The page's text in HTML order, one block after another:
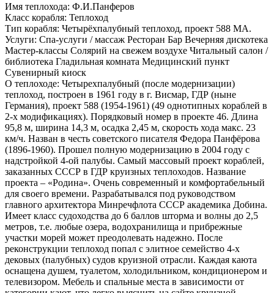
Имя теплохода: Ф.И.Панферов
Класс корабля: Теплоход
Тип корабля: Четырёхпалубный теплоход, проект 588 МА.
Услуги: Спа-услуги / массаж Ресторан Бар Вечерняя дискотека
Мастер-классы Солярий на свежем воздухе Читальный салон /
библиотека Гладильная комната Медицинский пункт
Сувенирный киоск
О теплоходе: Четырехпалубный (после модернизации)
теплоход, построен в 1961 году в г. Висмар, ГДР (ныне
Германия), проект 588 (1954-1961) (49 однотипных кораблей в
2-х модификациях). Порядковый номер в проекте 46. Длина
95,8 м, ширина 14,3 м, осадка 2,45 м, скорость хода макс. 23
км/ч. Назван в честь советского писателя Федора Панфёрова
(1896-1960). Прошел полную модернизацию в 2004 году с
надстройкой 4-ой палубы. Самый массовый проект кораблей,
заказанных СССР в ГДР круизных теплоходов. Название
проекта – «Родина». Очень современный и комфортабельный
для своего времени. Разрабатывался под руководством
главного архитектора Минречфлота СССР академика Добина.
Имеет класс судоходства до 6 баллов шторма и волны до 2,5
метров, т.е. любые озера, водохранилища и прибрежные
участки морей может преодолевать надежно. После
реконструкции теплоход попал с элитное семейство 4-х
дековых (палубных) судов круизной отрасли. Каждая каюта
оснащена душем, туалетом, холодильником, кондиционером и
телевизором. Мебель и спальные места в зависимости от